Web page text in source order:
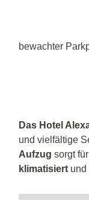
bewachter
Das Hotel
und vielfältige
Aufzug sorgt
klimatisiert und